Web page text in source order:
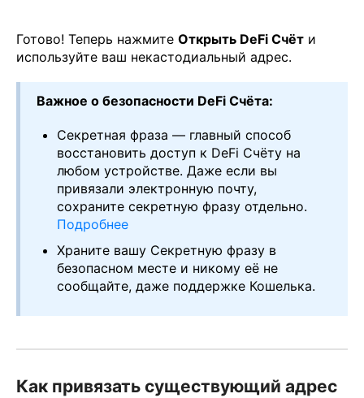
Готово! Теперь нажмите Открыть DeFi Счёт и
используйте ваш некастодиальный адрес.
Важное о безопасности DeFi Счёта:
Секретная фраза — главный способ
восстановить доступ к DeFi Счёту на
любом устройстве. Даже если вы
привязали электронную почту,
сохраните секретную фразу отдельно.
Подробнее
Храните вашу Секретную фразу в
безопасном месте и никому её не
сообщайте, даже поддержке Кошелька.
Как привязать существующий адрес